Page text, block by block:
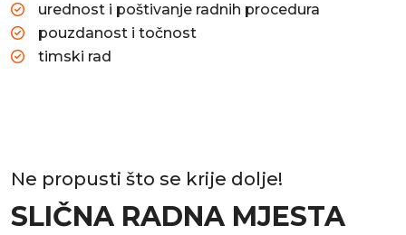
urednost i poštivanje radnih procedura
pouzdanost i točnost
timski rad
Ne propusti što se krije dolje!
SLIČNA RADNA MJESTA